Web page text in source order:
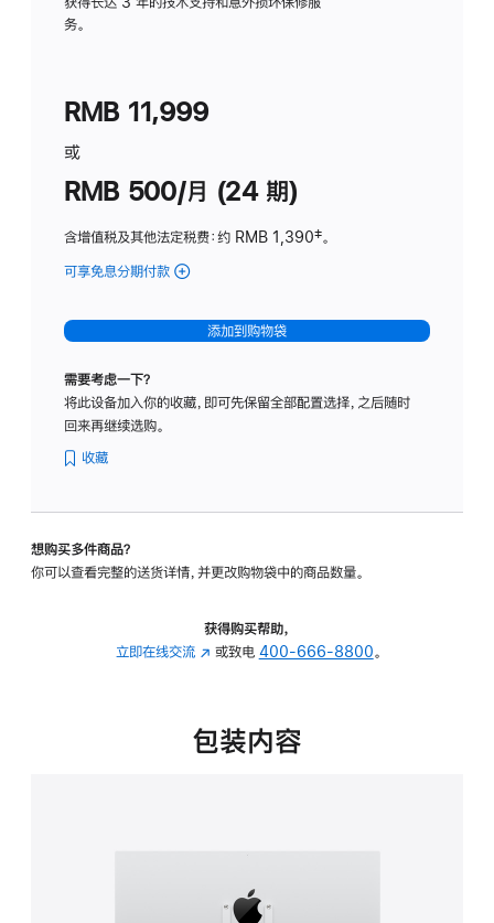
务。
RMB 11,999
或
RMB 500/月 (24 期)
含增值税及其他法定税费：约 RMB 1,390脚
‡。
可享免息分期付款 (Studio
-
标
璃
转
的
添加到购物袋
需要考虑一下？
将此设备加入你的收藏，即可先保留全部配置选择，之后随时
回来再继续选购。
收藏
想购买多件商品？
你可以查看完整的送货详情，并更改购物袋中的商品数量。
获得购买帮助，
立即在线交流 (在
中
或致电 400-666-8800。
包装内容